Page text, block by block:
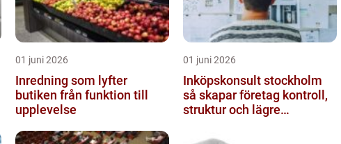
01 juni 2026
Inredning som lyfter
butiken från funktion till
upplevelse
01 juni 2026
Inköpskonsult stockholm
så skapar företag kontroll,
struktur och lägre